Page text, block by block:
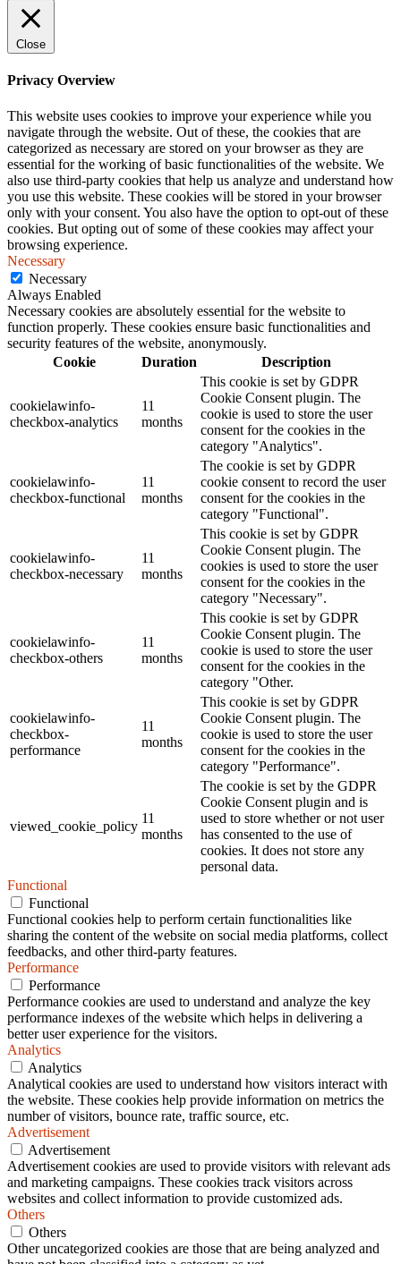
Close
Privacy Overview
This website uses cookies to improve your experience while you
navigate through the website. Out of these, the cookies that are
categorized as necessary are stored on your browser as they are
essential for the working of basic functionalities of the website. We
also use third-party cookies that help us analyze and understand how
you use this website. These cookies will be stored in your browser
only with your consent. You also have the option to opt-out of these
cookies. But opting out of some of these cookies may affect your
browsing experience.
Necessary
Necessary
Always Enabled
Necessary cookies are absolutely essential for the website to
function properly. These cookies ensure basic functionalities and
security features of the website, anonymously.
Cookie
Duration Description
cookielawinfo-
checkbox-analytics
11
months
This cookie is set by GDPR
Cookie Consent plugin. The
cookie is used to store the user
consent for the cookies in the
category "Analytics".
cookielawinfo-
checkbox-functional
11
months
The cookie is set by GDPR
cookie consent to record the user
consent for the cookies in the
category "Functional".
cookielawinfo-
checkbox-necessary
11
months
This cookie is set by GDPR
Cookie Consent plugin. The
cookies is used to store the user
consent for the cookies in the
category "Necessary".
cookielawinfo-
checkbox-others
11
months
This cookie is set by GDPR
Cookie Consent plugin. The
cookie is used to store the user
consent for the cookies in the
category "Other.
cookielawinfo-
checkbox-
performance
11
months
This cookie is set by GDPR
Cookie Consent plugin. The
cookie is used to store the user
consent for the cookies in the
category "Performance".
viewed_cookie_policy
11
months
The cookie is set by the GDPR
Cookie Consent plugin and is
used to store whether or not user
has consented to the use of
cookies. It does not store any
personal data.
Functional
Functional
Functional cookies help to perform certain functionalities like
sharing the content of the website on social media platforms, collect
feedbacks, and other third-party features.
Performance
Performance
Performance cookies are used to understand and analyze the key
performance indexes of the website which helps in delivering a
better user experience for the visitors.
Analytics
Analytics
Analytical cookies are used to understand how visitors interact with
the website. These cookies help provide information on metrics the
number of visitors, bounce rate, traffic source, etc.
Advertisement
Advertisement
Advertisement cookies are used to provide visitors with relevant ads
and marketing campaigns. These cookies track visitors across
websites and collect information to provide customized ads.
Others
Others
Other uncategorized cookies are those that are being analyzed and